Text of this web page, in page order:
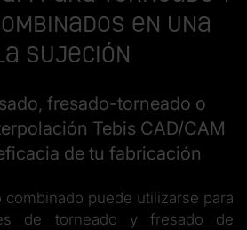
en una
sujeción
fresado-torneado o
Tebis CAD/CAM
de tu fabricación
puede utilizarse para
de torneado y fresado de